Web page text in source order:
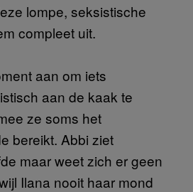
lompe, seksistische
compleet uit.
aan om iets
aan de kaak te
ze soms het
bereikt. Abbi ziet
maar weet zich er geen
Ilana nooit haar mond